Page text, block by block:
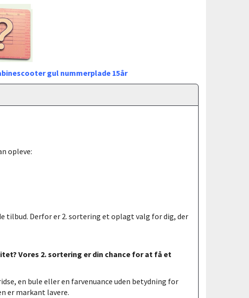
gul nummerplade 15år
opleve:
tilbud. Derfor er 2. sortering et oplagt valg for dig, der
Vores 2. sortering er din chance for at få et
en bule eller en farvenuance uden betydning for
er markant lavere.